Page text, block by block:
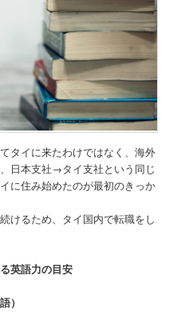
タイに来たわけではなく、海外
日本支社→タイ支社という同じ
に住み始めたのが最初のきっか
けるため、タイ国内で転職をし
英語力の目安
）